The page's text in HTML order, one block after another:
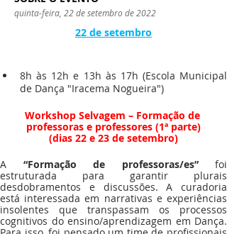
quinta-feira, 22 de setembro de 2022
22 de setembro
8h às 12h e 13h às 17h (Escola Municipal
de Dança "Iracema Nogueira")
Workshop Selvagem – Formação de
professoras e professores (1ª parte)
(dias 22 e 23 de setembro)
A “Formação de professoras/es” foi
estruturada para garantir plurais
desdobramentos e discussões. A curadoria
está interessada em narrativas e experiências
insolentes que transpassam os processos
cognitivos do ensino/aprendizagem em Dança.